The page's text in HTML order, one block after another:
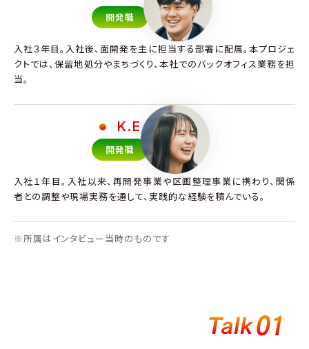
開発職
入社３年目。入社後、面開発を主に担当する部署に配属。本プロジェ
クトでは、保留地処分やまちづくり、本社でのバックオフィス業務を担
当。
K.E
開発職
入社１年目。入社以来、再開発事業や区画整理事業に携わり、関係
者との調整や現場実務を通して、実践的な経験を積んでいる。
※所属はインタビュー当時のものです